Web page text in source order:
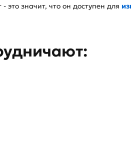
это значит, что он доступен для